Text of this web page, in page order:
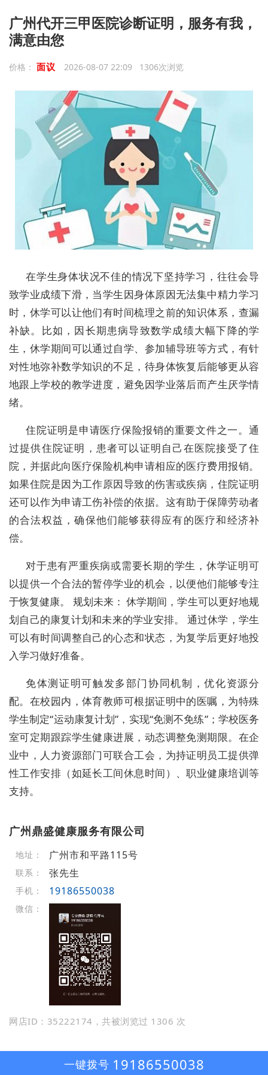
广州代开三甲医院诊断证明，服务有我，
满意由您
价格： 面议 2026-08-07 22:09 1306次浏览
在学生身体状况不佳的情况下坚持学习，往往会导
致学业成绩下滑，当学生因身体原因无法集中精力学习
时，休学可以让他们有时间梳理之前的知识体系，查漏
补缺。比如，因长期患病导致数学成绩大幅下降的学
生，休学期间可以通过自学、参加辅导班等方式，有针
对性地弥补数学知识的不足，待身体恢复后能够更从容
地跟上学校的教学进度，避免因学业落后而产生厌学情
绪。
住院证明是申请医疗保险报销的重要文件之一。通
过提供住院证明，患者可以证明自己在医院接受了住
院，并据此向医疗保险机构申请相应的医疗费用报销。
如果住院是因为工作原因导致的伤害或疾病，住院证明
还可以作为申请工伤补偿的依据。这有助于保障劳动者
的合法权益，确保他们能够获得应有的医疗和经济补
偿。
对于患有严重疾病或需要长期的学生，休学证明可
以提供一个合法的暂停学业的机会，以便他们能够专注
于恢复健康。 规划未来： 休学期间，学生可以更好地规
划自己的康复计划和未来的学业安排。 通过休学，学生
可以有时间调整自己的心态和状态，为复学后更好地投
入学习做好准备。
免体测证明可触发多部门协同机制，优化资源分
配。在校园内，体育教师可根据证明中的医嘱，为特殊
学生制定“运动康复计划”，实现“免测不免练”；学校医务
室可定期跟踪学生健康进展，动态调整免测期限。在企
业中，人力资源部门可联合工会，为持证明员工提供弹
性工作安排（如延长工间休息时间）、职业健康培训等
支持。
广州鼎盛健康服务有限公司
地址： 广州市和平路115号
联系： 张先生
手机： 19186550038
微信：
网店ID：35222174，共被浏览过 1306 次
一键拨号 19186550038